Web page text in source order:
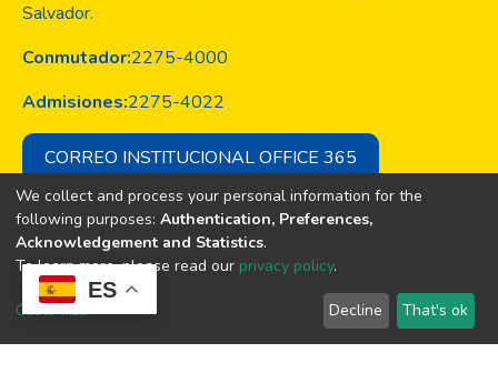
ES
Salvador.
Conmutador:2275-4000
Admisiones:2275-4022
CORREO INSTITUCIONAL OFFICE 365
Copyright © Todos los derechos son
de la Universidad Evangélica de El
We collect and process your personal information for the
following purposes: Authentication, Preferences,
Acknowledgement and Statistics.
To learn more, please read our privacy policy.
Customize Decline That's ok